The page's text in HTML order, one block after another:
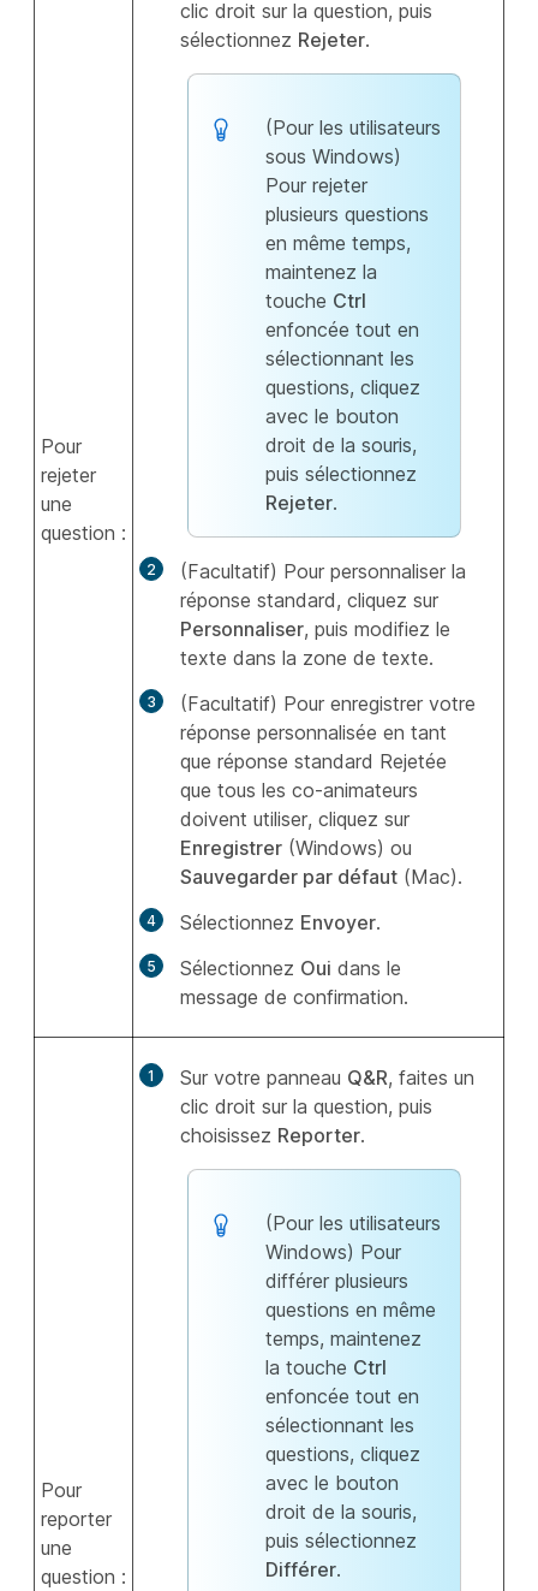
Pour
rejeter
une
question :
clic droit sur la question, puis
sélectionnez Rejeter.
(Pour les utilisateurs
sous Windows)
Pour rejeter
plusieurs questions
en même temps,
maintenez la
touche Ctrl
enfoncée tout en
sélectionnant les
questions, cliquez
avec le bouton
droit de la souris,
puis sélectionnez
Rejeter.
(Facultatif) Pour personnaliser la
réponse standard, cliquez sur
Personnaliser, puis modifiez le
texte dans la zone de texte.
(Facultatif) Pour enregistrer votre
réponse personnalisée en tant
que réponse standard Rejetée
que tous les co-animateurs
doivent utiliser, cliquez sur
Enregistrer (Windows) ou
Sauvegarder par défaut (Mac).
Sélectionnez Envoyer.
Sélectionnez Oui dans le
message de confirmation.
Pour
reporter
une
question :
Sur votre panneau Q&R, faites un
clic droit sur la question, puis
choisissez Reporter.
(Pour les utilisateurs
Windows) Pour
différer plusieurs
questions en même
temps, maintenez
la touche Ctrl
enfoncée tout en
sélectionnant les
questions, cliquez
avec le bouton
droit de la souris,
puis sélectionnez
Différer.